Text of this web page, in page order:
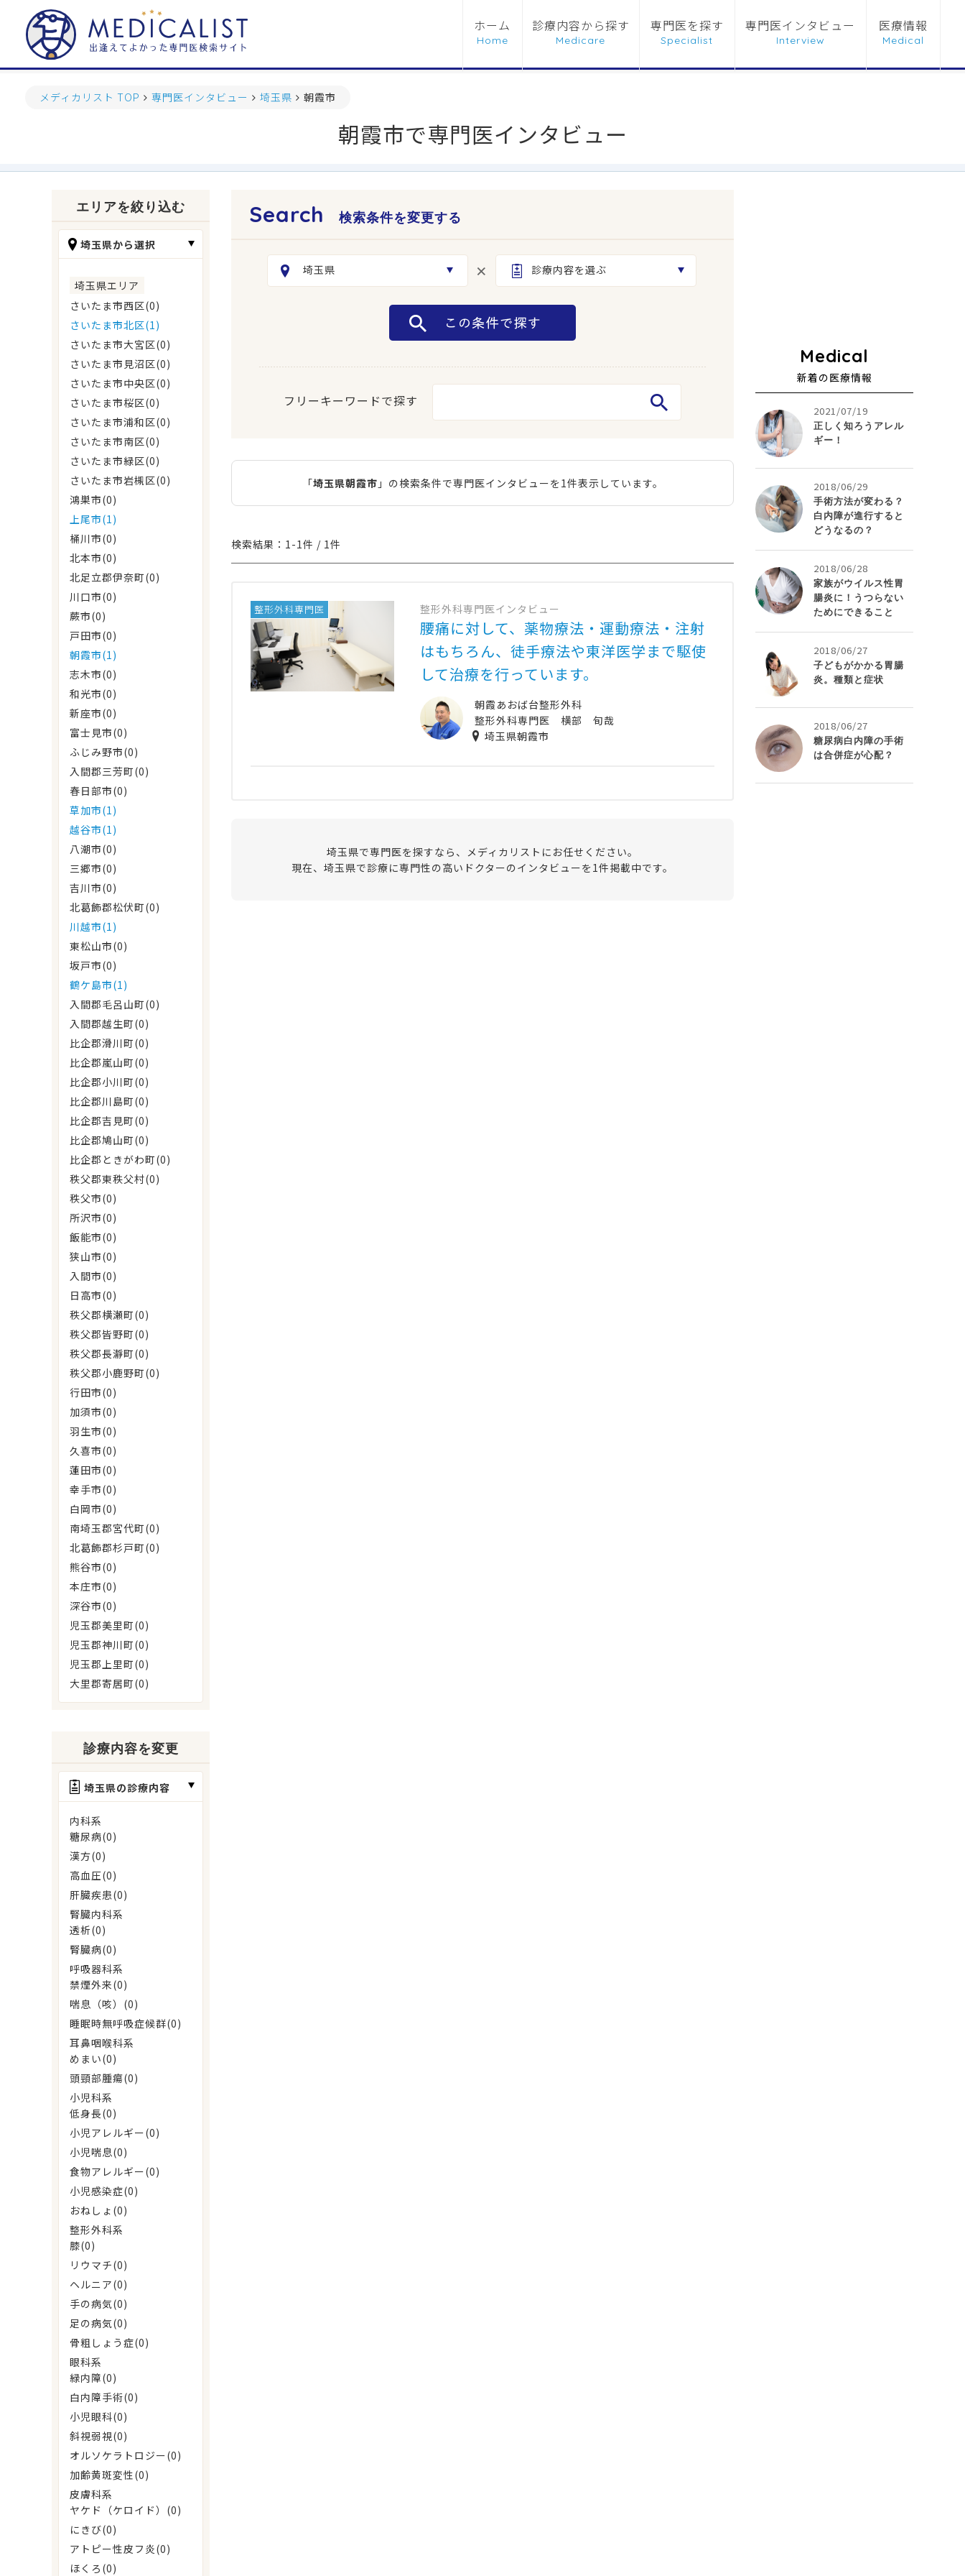
ホーム 診療内容から探す 専門医を探す 専門医インタビュー 医療情報
メディカリスト TOP 専門医インタビュー 埼玉県 朝霞市
朝霞市で専門医インタビュー
エリアを絞り込む
埼玉県から選択
埼玉県エリア
さいたま市西区(0)
さいたま市北区(1)
さいたま市大宮区(0)
さいたま市見沼区(0)
さいたま市中央区(0)
さいたま市桜区(0)
さいたま市浦和区(0)
さいたま市南区(0)
さいたま市緑区(0)
さいたま市岩槻区(0)
鴻巣市(0)
上尾市(1)
桶川市(0)
北本市(0)
北足立郡伊奈町(0)
川口市(0)
蕨市(0)
戸田市(0)
朝霞市(1)
志木市(0)
和光市(0)
新座市(0)
富士見市(0)
ふじみ野市(0)
入間郡三芳町(0)
春日部市(0)
草加市(1)
越谷市(1)
八潮市(0)
三郷市(0)
吉川市(0)
北葛飾郡松伏町(0)
川越市(1)
東松山市(0)
坂戸市(0)
鶴ケ島市(1)
入間郡毛呂山町(0)
入間郡越生町(0)
比企郡滑川町(0)
比企郡嵐山町(0)
比企郡小川町(0)
比企郡川島町(0)
比企郡吉見町(0)
比企郡鳩山町(0)
比企郡ときがわ町(0)
秩父郡東秩父村(0)
秩父市(0)
所沢市(0)
飯能市(0)
狭山市(0)
入間市(0)
日高市(0)
秩父郡横瀬町(0)
秩父郡皆野町(0)
秩父郡長瀞町(0)
秩父郡小鹿野町(0)
行田市(0)
加須市(0)
羽生市(0)
久喜市(0)
蓮田市(0)
幸手市(0)
白岡市(0)
南埼玉郡宮代町(0)
北葛飾郡杉戸町(0)
熊谷市(0)
本庄市(0)
深谷市(0)
児玉郡美里町(0)
児玉郡神川町(0)
児玉郡上里町(0)
大里郡寄居町(0)
診療内容を変更
埼玉県の診療内容
内科系
糖尿病(0)
漢方(0)
高血圧(0)
肝臓疾患(0)
腎臓内科系
透析(0)
腎臓病(0)
呼吸器科系
禁煙外来(0)
喘息（咳）(0)
睡眠時無呼吸症候群(0)
耳鼻咽喉科系
めまい(0)
頭頸部腫瘍(0)
小児科系
低身長(0)
小児アレルギー(0)
小児喘息(0)
食物アレルギー(0)
小児感染症(0)
おねしょ(0)
整形外科系
膝(0)
リウマチ(0)
ヘルニア(0)
手の病気(0)
足の病気(0)
骨粗しょう症(0)
眼科系
緑内障(0)
白内障手術(0)
小児眼科(0)
斜視弱視(0)
オルソケラトロジー(0)
加齢黄斑変性(0)
皮膚科系
ヤケド（ケロイド）(0)
にきび(0)
アトピー性皮フ炎(0)
ほくろ(0)
検索条件を変更する
埼玉県 診療内容を選ぶ
フリーキーワードで探す
「埼玉県朝霞市 」の検索条件で専門医インタビューを1件表示しています。
検索結果：1-1件 / 1件
整形外科専門医インタビュー
腰痛に対して、薬物療法・運動療法・注射
はもちろん、徒手療法や東洋医学まで駆使
して治療を行っています。
朝霞あおば台整形外科
整形外科専門医 横部 旬哉
埼玉県朝霞市
整形外科専門医
埼玉県で専門医を探すなら、メディカリストにお任せください。
現在、埼玉県で診療に専門性の高いドクターのインタビューを1件掲載中です。
新着の医療情報
2021/07/19
正しく知ろうアレル
ギー！
2018/06/29
手術方法が変わる？
白内障が進行すると
どうなるの？
2018/06/28
家族がウイルス性胃
腸炎に！うつらない
ためにできること
2018/06/27
子どもがかかる胃腸
炎。種類と症状
2018/06/27
糖尿病白内障の手術
は合併症が心配？